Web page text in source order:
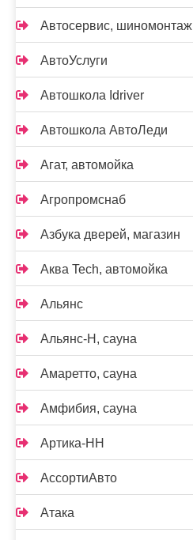
Автосервис, шиномонтаж
АвтоУслуги
Автошкола Idriver
Автошкола АвтоЛеди
Агат, автомойка
Агропромснаб
Азбука дверей, магазин
Аква Tech, автомойка
Альянс
Альянс-Н, сауна
Амаретто, сауна
Амфибия, сауна
Артика-НН
АссортиАвто
Атака